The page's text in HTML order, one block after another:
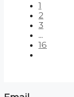
1
2
3
...
16